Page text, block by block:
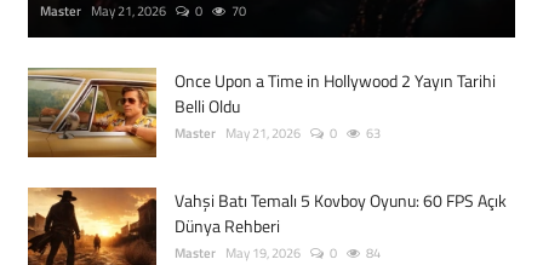
Master May 21, 2026 0 70
Once Upon a Time in Hollywood 2 Yayın Tarihi
Belli Oldu
Master May 21, 2026 0 63
Vahşi Batı Temalı 5 Kovboy Oyunu: 60 FPS Açık
Dünya Rehberi
Master May 19, 2026 0 84